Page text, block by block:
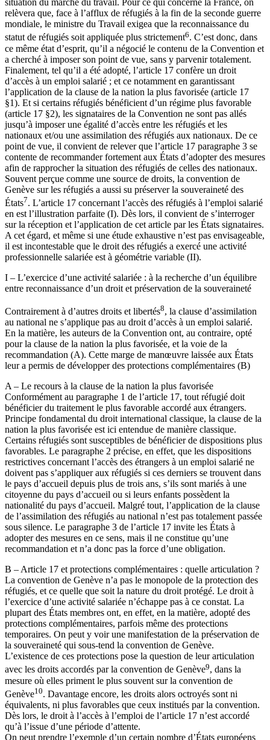
situation du marché du travail. Pour ce qui concerne la France, on
relèvera que, face à l’afflux de réfugiés à la fin de la seconde guerre
mondiale, le ministre du Travail exigea que la reconnaissance du
statut de réfugiés soit appliquée plus strictement6. C’est donc, dans
ce même état d’esprit, qu’il a négocié le contenu de la Convention et
a cherché à imposer son point de vue, sans y parvenir totalement.
Finalement, tel qu’il a été adopté, l’article 17 confère un droit
d’accès à un emploi salarié ; et ce notamment en garantissant
l’application de la clause de la nation la plus favorisée (article 17
§1). Et si certains réfugiés bénéficient d’un régime plus favorable
(article 17 §2), les signataires de la Convention ne sont pas allés
jusqu’à imposer une égalité d’accès entre les réfugiés et les
nationaux et/ou une assimilation des réfugiés aux nationaux. De ce
point de vue, il convient de relever que l’article 17 paragraphe 3 se
contente de recommander fortement aux États d’adopter des mesures
afin de rapprocher la situation des réfugiés de celles des nationaux.
Souvent perçue comme une source de droits, la convention de
Genève sur les réfugiés a aussi su préserver la souveraineté des
États7. L’article 17 concernant l’accès des réfugiés à l’emploi salarié
en est l’illustration parfaite (I). Dès lors, il convient de s’interroger
sur la réception et l’application de cet article par les États signataires.
A cet égard, et même si une étude exhaustive n’est pas envisageable,
il est incontestable que le droit des réfugiés a exercé une activité
professionnelle salariée est à géométrie variable (II).
I – L’exercice d’une activité salariée : à la recherche d’un équilibre
entre reconnaissance d’un droit et préservation de la souveraineté
Contrairement à d’autres droits et libertés8, la clause d’assimilation
au national ne s’applique pas au droit d’accès à un emploi salarié.
En la matière, les auteurs de la Convention ont, au contraire, opté
pour la clause de la nation la plus favorisée, et la voie de la
recommandation (A). Cette marge de manœuvre laissée aux États
leur a permis de développer des protections complémentaires (B)
A – Le recours à la clause de la nation la plus favorisée
Conformément au paragraphe 1 de l’article 17, tout réfugié doit
bénéficier du traitement le plus favorable accordé aux étrangers.
Principe fondamental du droit international classique, la clause de la
nation la plus favorisée est ici entendue de manière classique.
Certains réfugiés sont susceptibles de bénéficier de dispositions plus
favorables. Le paragraphe 2 précise, en effet, que les dispositions
restrictives concernant l’accès des étrangers à un emploi salarié ne
doivent pas s’appliquer aux réfugiés si ces derniers se trouvent dans
le pays d’accueil depuis plus de trois ans, s’ils sont mariés à une
citoyenne du pays d’accueil ou si leurs enfants pos­sèdent la
nationalité du pays d’accueil. Malgré tout, l’application de la clause
de l’assimilation des réfugiés au national n’est pas totalement passée
sous silence. Le paragraphe 3 de l’article 17 invite les États à
adopter des mesures en ce sens, mais il ne constitue qu’une
recommandation et n’a donc pas la force d’une obligation.
B – Article 17 et protections complémentaires : quelle articulation ?
La convention de Genève n’a pas le monopole de la protection des
réfugiés, et ce quelle que soit la nature du droit protégé. Le droit à
l’exercice d’une activité salariée n’échappe pas à ce constat. La
plupart des États membres ont, en effet, en la matière, adopté des
protections complémentaires, parfois même des protections
temporaires. On peut y voir une manifestation de la préservation de
la souveraineté qui sous-tend la convention de Genève.
L’existence de ces protections pose la question de leur articulation
avec les droits accordés par la convention de Genève9, dans la
mesure où elles priment le plus souvent sur la convention de
Genève10. Davantage encore, les droits alors octroyés sont ni
équivalents, ni plus favorables que ceux institués par la convention.
Dès lors, le droit à l’accès à l’emploi de l’article 17 n’est accordé
qu’à l’issue d’une période d’attente.
On peut prendre l’exemple d’un certain nombre d’États européens